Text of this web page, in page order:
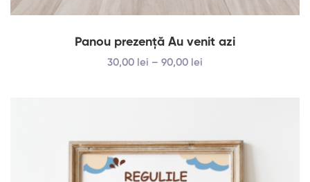
Panou prezenţă Au venit azi
30,00 lei – 90,00 lei